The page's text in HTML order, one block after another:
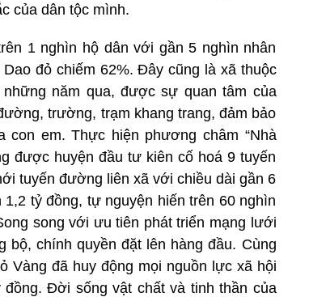
của dân tộc mình.
1 nghìn hộ dân với gần 5 nghìn nhân
đỏ chiếm 62%. Đây cũng là xã thuộc
năm qua, được sự quan tâm của
trường, trạm khang trang, đảm bảo
con em. Thực hiện phương châm “Nhà
được huyện đầu tư kiên cố hoá 9 tuyến
tuyến đường liên xã với chiều dài gần 6
tỷ đồng, tự nguyện hiến trên 60 nghìn
song với ưu tiên phát triển mạng lưới
bộ, chính quyền đặt lên hàng đầu. Cùng
Vàng đã huy động mọi nguồn lực xã hội
Đời sống vật chất và tinh thần của